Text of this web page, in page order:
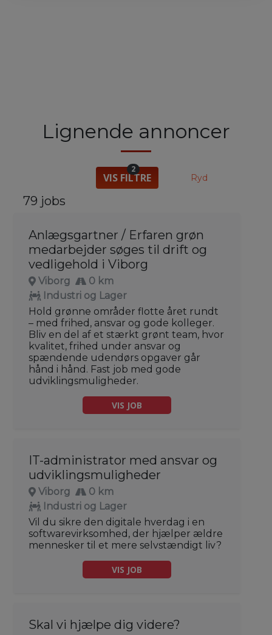
Lignende annoncer
VIS FILTRE
2
Ryd
79 jobs
Anlægsgartner / Erfaren grøn
medarbejder søges til drift og
vedligehold i Viborg
Viborg
0 km
Industri og Lager
Hold grønne områder flotte året rundt
– med frihed, ansvar og gode kolleger.
Bliv en del af et stærkt grønt team, hvor
kvalitet, frihed under ansvar og
spændende udendørs opgaver går
hånd i hånd. Fast job med gode
udviklingsmuligheder.
VIS JOB
IT-administrator med ansvar og
udviklingsmuligheder
Viborg
0 km
Industri og Lager
Vil du sikre den digitale hverdag i en
softwarevirksomhed, der hjælper ældre
mennesker til et mere selvstændigt liv?
VIS JOB
Skal vi hjælpe dig videre?